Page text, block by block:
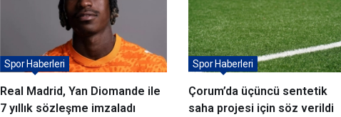
Real Madrid, Yan Diomande ile
7 yıllık sözleşme imzaladı
Spor Haberleri
Çorum’da üçüncü sentetik
saha projesi için söz verildi
Spor Haberleri